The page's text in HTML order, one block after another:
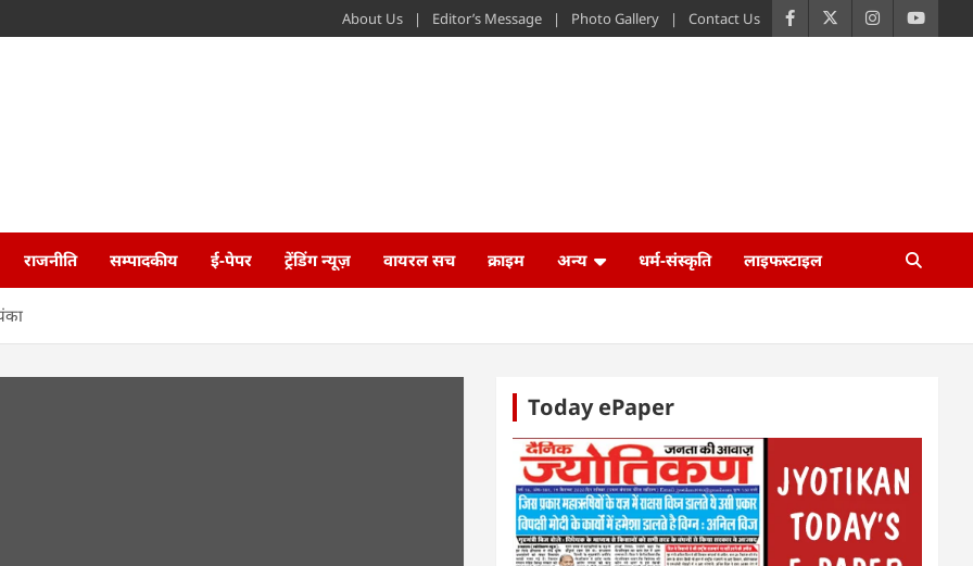
About Us Editor’s Message Photo Gallery Contact Us
राजनीति सम्पादकीय ई-पेपर ट्रेंडिंग न्यूज़ वायरल सच क्राइम अन्य धर्म-संस्कृति लाइफस्टाइल
Today ePaper